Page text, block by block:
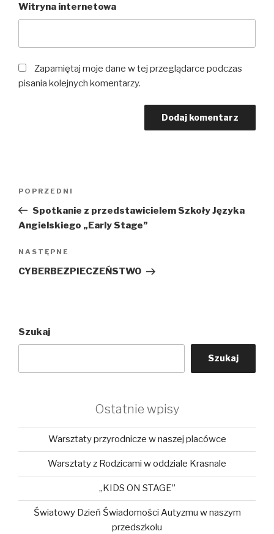
Witryna internetowa
Zapamiętaj moje dane w tej przeglądarce podczas
pisania kolejnych komentarzy.
Poprzedni
wpis
POPRZEDNI
Spotkanie z przedstawicielem Szkoły Języka
Angielskiego „Early Stage”
Następny
wpis
NASTĘPNE
CYBERBEZPIECZEŃSTWO
Szukaj
Szukaj
Ostatnie wpisy
Warsztaty przyrodnicze w naszej placówce
Warsztaty z Rodzicami w oddziale Krasnale
„KIDS ON STAGE”
Światowy Dzień Świadomości Autyzmu w naszym
przedszkolu